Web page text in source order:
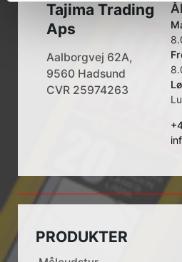
Tajima Trading
Aps
Aalborgvej 62A,
9560 Hadsund
CVR 25974263
PRODUKTER